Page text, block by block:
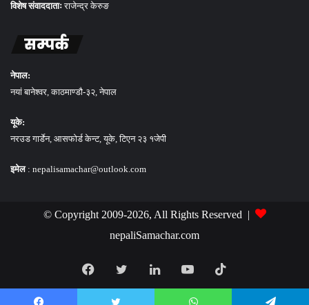
विशेष संवाददाताःराजेन्द्र केरुङ
सम्पर्क
नेपाल:
नयां बानेश्वर, काठमाण्डौ-३२, नेपाल
यूके:
नरउड गार्डेन, आसफोर्ड केन्ट, यूके, टिएन २३ १जेपी
इमेल: nepalisamachar@outlook.com
© Copyright 2009-2026, All Rights Reserved |
nepaliSamachar.com
FacebookTwitterLinkedInYouTube